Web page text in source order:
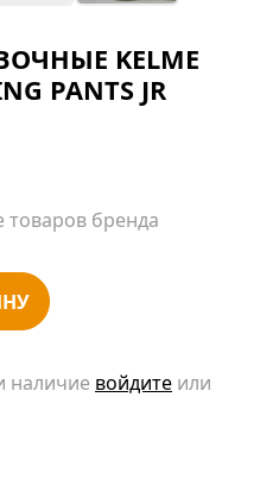
KELME
PANTS JR
товаров бренда
наличие войдите или